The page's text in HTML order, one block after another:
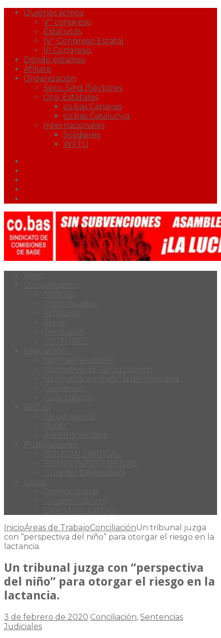
Quiénes somos
Vº congreso
Estatutos
IVº Congreso Estatal
III Congreso.
Dónde estamos
Afíliate
Organización
Secc. Sind./Sectores
Org. Estatales
co.bas Canarias
co.bas Catalunya
Internacionales
Solidaires
WFTU
InicioÁreas de TrabajoConciliaciónUn tribunal juzga
con “perspectiva del niño” para otorgar el riesgo en la
lactancia.
Un tribunal juzga con “perspectiva
del niño” para otorgar el riesgo en la
lactancia.
3 de febrero de 2020 Conciliación, Sentencias
Judiciales